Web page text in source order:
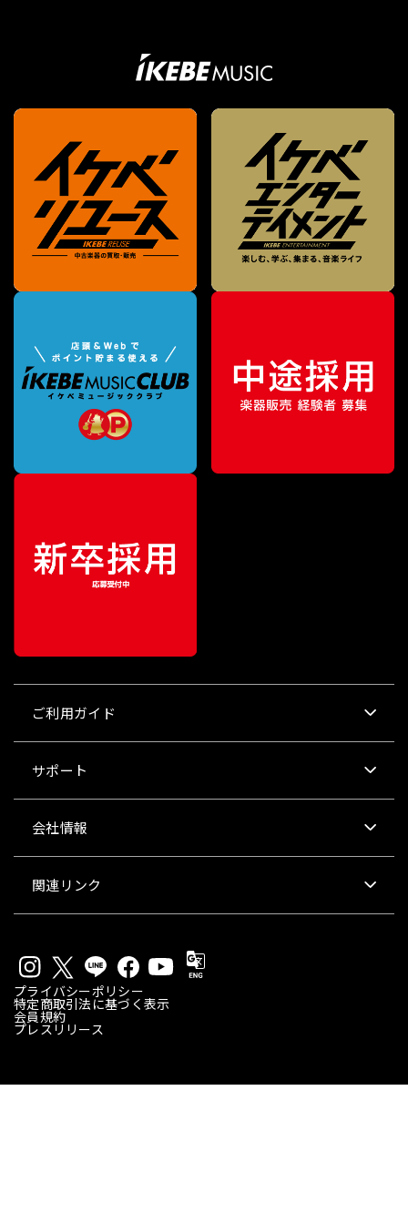
ご利用ガイド
サポート
会社情報
関連リンク
プライバシーポリシー
特定商取引法に基づく表示
会員規約
プレスリリース